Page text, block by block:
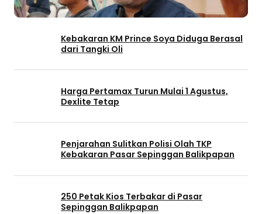
Kebakaran KM Prince Soya Diduga Berasal
dari Tangki Oli
Harga Pertamax Turun Mulai 1 Agustus,
Dexlite Tetap
Penjarahan Sulitkan Polisi Olah TKP
Kebakaran Pasar Sepinggan Balikpapan
250 Petak Kios Terbakar di Pasar
Sepinggan Balikpapan